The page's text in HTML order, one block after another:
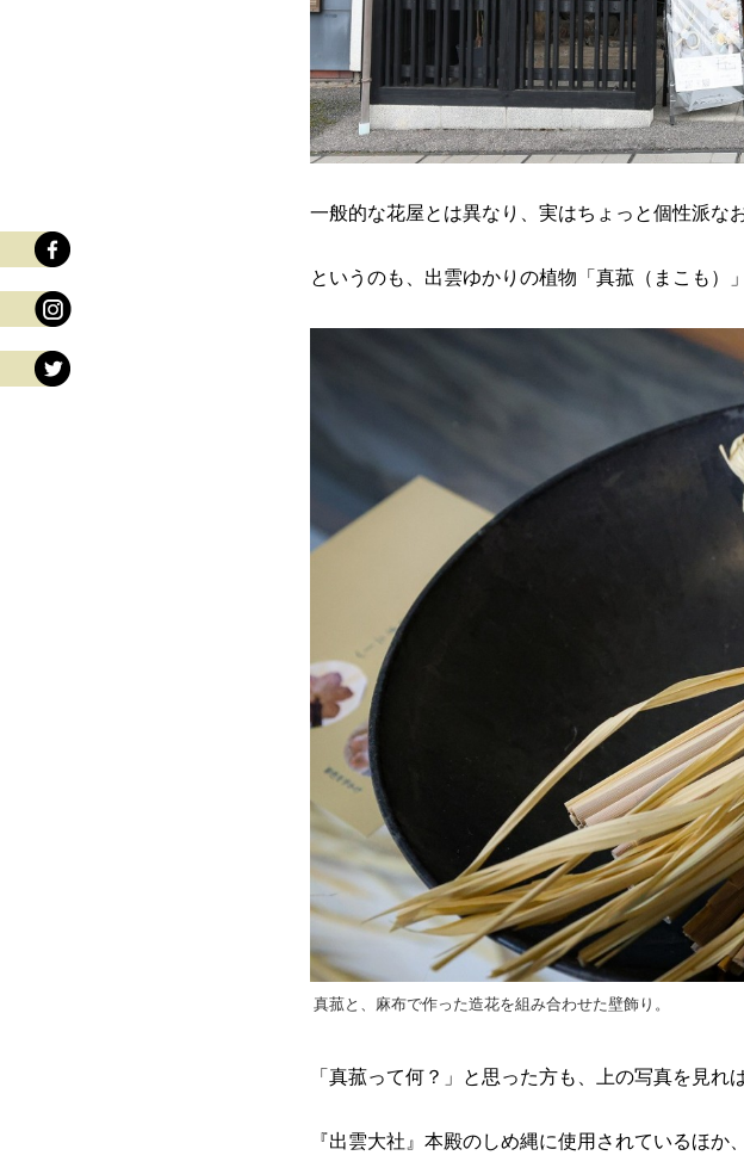
一般的な花屋とは異なり、実はちょっと個性派なお
というのも、出雲ゆかりの植物「真菰（まこも）
真菰と、麻布で作った造花を組み合わせた壁飾り。
「真菰って何？」と思った方も、上の写真を見れ
『出雲大社』本殿のしめ縄に使用されているほか